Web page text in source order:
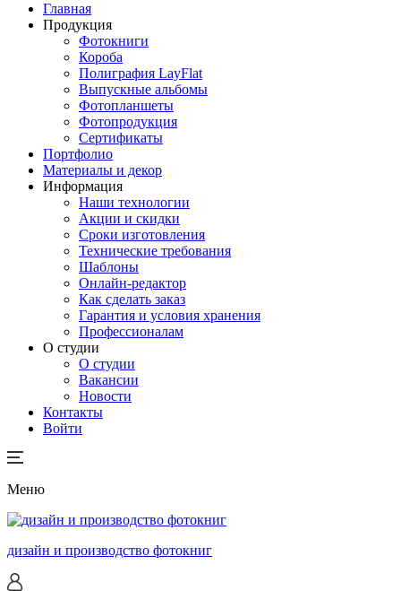
Главная
Продукция
Фотокниги
Короба
Полиграфия LayFlat
Выпускные альбомы
Фотопланшеты
Фотопродукция
Сертификаты
Портфолио
Материалы и декор
Информация
Наши технологии
Акции и скидки
Сроки изготовления
Технические требования
Шаблоны
Онлайн-редактор
Как сделать заказ
Гарантия и условия хранения
Профессионалам
О студии
О студии
Вакансии
Новости
Контакты
Войти
Меню
дизайн и производство фотокниг